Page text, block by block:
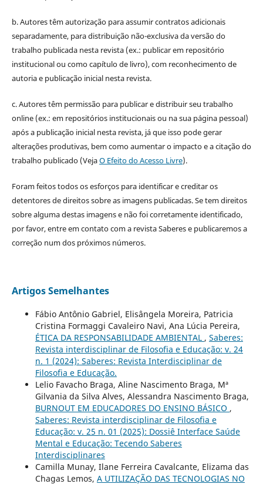
b. Autores têm autorização para assumir contratos adicionais
separadamente, para distribuição não-exclusiva da versão do
trabalho publicada nesta revista (ex.: publicar em repositório
institucional ou como capítulo de livro), com reconhecimento de
autoria e publicação inicial nesta revista.
c. Autores têm permissão para publicar e distribuir seu trabalho
online (ex.: em repositórios institucionais ou na sua página pessoal)
após a publicação inicial nesta revista, já que isso pode gerar
alterações produtivas, bem como aumentar o impacto e a citação do
trabalho publicado (VejaO Efeito do Acesso Livre).
Foram feitos todos os esforços para identificar e creditar os
detentores de direitos sobre as imagens publicadas. Se tem direitos
sobre alguma destas imagens e não foi corretamente identificado,
por favor, entre em contato com a revista Saberes e publicaremos a
correção num dos próximos números.
Artigos Semelhantes
Fábio Antônio Gabriel, Elisângela Moreira, Patricia
Cristina Formaggi Cavaleiro Navi, Ana Lúcia Pereira,
ÉTICA DA RESPONSABILIDADE AMBIENTAL , Saberes:
Revista interdisciplinar de Filosofia e Educação: v. 24
n. 1 (2024): Saberes: Revista Interdisciplinar de
Filosofia e Educação.
Lelio Favacho Braga, Aline Nascimento Braga, Mª
Gilvania da Silva Alves, Alessandra Nascimento Braga,
BURNOUT EM EDUCADORES DO ENSINO BÁSICO ,
Saberes: Revista interdisciplinar de Filosofia e
Educação: v. 25 n. 01 (2025): Dossiê Interface Saúde
Mental e Educação: Tecendo Saberes
Interdisciplinares
Camilla Munay, Ilane Ferreira Cavalcante, Elizama das
Chagas Lemos, A UTILIZAÇÃO DAS TECNOLOGIAS NO